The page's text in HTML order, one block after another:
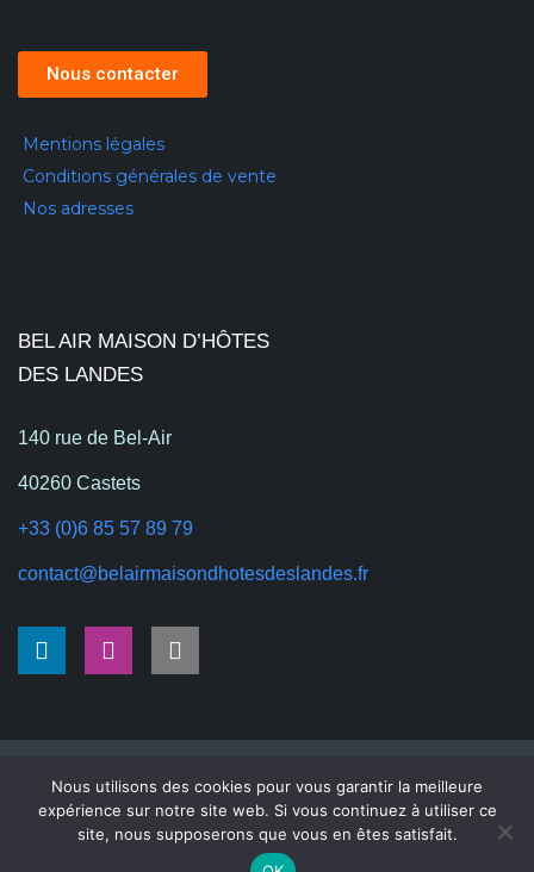
Nous contacter
Mentions légales
Conditions générales de vente
Nos adresses
BEL AIR MAISON D’HÔTES
DES LANDES
140 rue de Bel-Air
40260 Castets
+33 (0)6 85 57 89 79
contact@belairmaisondhotesdeslandes.fr
RéalisationNouveausoft.com
Nous utilisons des cookies pour vous garantir la meilleure
expérience sur notre site web. Si vous continuez à utiliser ce
site, nous supposerons que vous en êtes satisfait.